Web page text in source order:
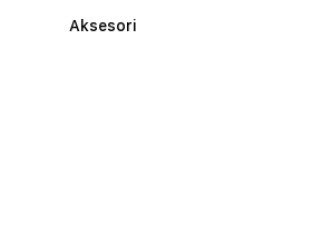
Aksesori